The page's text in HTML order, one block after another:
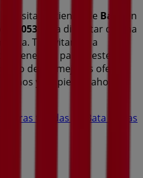
visitar la tienda de Bata
en
1053 para disfrutar de una
Te invitamos a
tenemos para ti este
de las mejores ofertas
y empieza a ahorrar
otras tiendas de Bata en Las